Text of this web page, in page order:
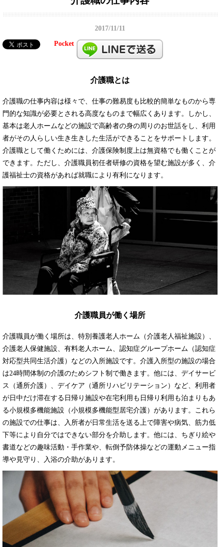
2017/11/11
Pocket
介護職とは
介護職の仕事内容は様々で、仕事の難易度も比較的簡単なものから専
門的な知識が必要とされる高度なものまで幅広くあります。しかし、
基本は老人ホームなどの施設で高齢者の身の周りのお世話をし、利用
者がその人らしい生き生きした生活ができることをサポートします。
介護職として働くためには、介護保険制度上は無資格でも働くことが
できます。ただし、介護職員初任者研修の資格を望む施設が多く、介
護福祉士の資格があれば就職により有利になります。
介護職員が働く場所
介護職員が働く場所は、特別養護老人ホーム（介護老人福祉施設）、
介護老人保健施設、有料老人ホーム、認知症グループホーム（認知症
対応型共同生活介護）などの入所施設です。介護入所型の施設の場合
は24時間体制の介護のためシフト制で働きます。他には、デイサービ
ス（通所介護）、デイケア（通所リハビリテーション）など、利用者
が日中だけ滞在する日帰り施設や在宅利用も日帰り利用も泊まりもあ
る小規模多機能施設（小規模多機能型居宅介護）があります。これら
の施設での仕事は、入所者が日常生活を送る上で障害や病気、筋力低
下等により自分ではできない部分を介助します。他には、ちぎり絵や
書道などの趣味活動・手作業や、転倒予防体操などの運動メニュー指
導や見守り、入浴の介助があります。